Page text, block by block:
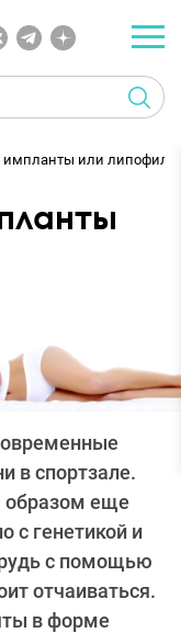
импланты или
в спортзале.
образом еще
с генетикой и
с помощью
отчаиваться.
в форме